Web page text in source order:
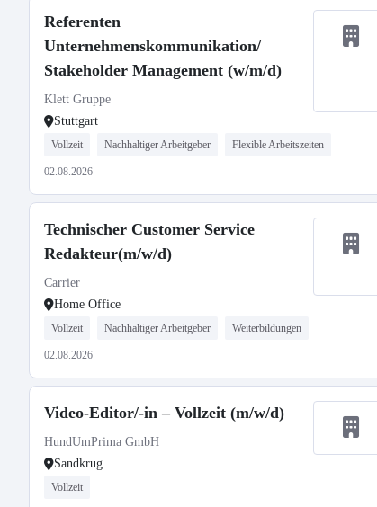
Referenten
Unternehmenskommunikation/
Stakeholder Management (w/m/d)
Klett Gruppe
Stuttgart
Vollzeit Nachhaltiger Arbeitgeber Flexible Arbeitszeiten
02.08.2026
Technischer Customer Service
Redakteur(m/w/d)
Carrier
Home Office
Vollzeit Nachhaltiger Arbeitgeber Weiterbildungen
02.08.2026
Video-Editor/-in – Vollzeit (m/w/d)
HundUmPrima GmbH
Sandkrug
Vollzeit